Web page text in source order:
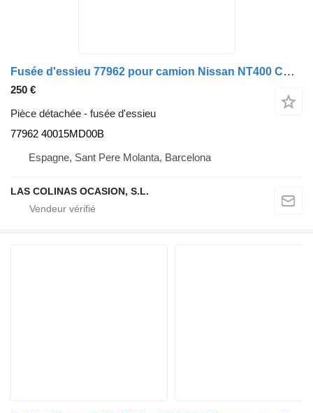
Fusée d'essieu 77962 pour camion Nissan NT400 CABSTAR
250 €
Pièce détachée - fusée d'essieu
77962 40015MD00B
Espagne, Sant Pere Molanta, Barcelona
LAS COLINAS OCASION, S.L.